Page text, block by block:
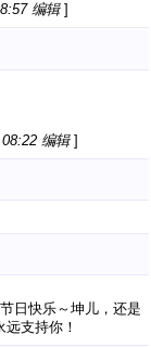
编辑]
编辑 ]
日快乐～坤儿，还是
支持你！